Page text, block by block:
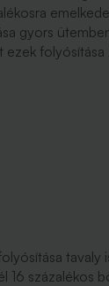
gyors
ezek
tavaly
16 százalékos